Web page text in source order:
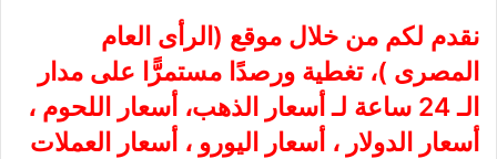
نقدم لكم من خلال موقع ( الرأى العام
المصرى )، تغطية ورصدًا مستمرًّا على مدار
الـ 24 ساعة لـ أسعار الذهب، أسعار اللحوم ،
أسعار الدولار ، أسعار اليورو ، أسعار العملات